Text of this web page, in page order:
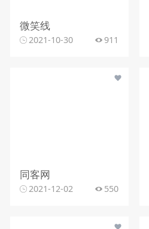
微笑线
2021-10-30 911
同客网
2021-12-02 550